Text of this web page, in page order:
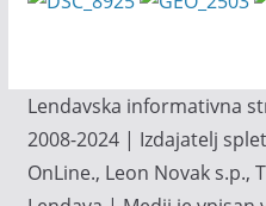
Lendavska informativna
2008-2024 | Izdajatelj
OnLine., Leon Novak s.p.,